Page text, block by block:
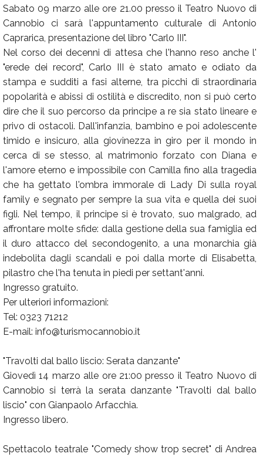
Sabato 09 marzo alle ore 21.00 presso il Teatro Nuovo di
Cannobio ci sarà l'appuntamento culturale di Antonio
Caprarica, presentazione del libro "Carlo III".
Nel corso dei decenni di attesa che l'hanno reso anche l'
"erede dei record", Carlo III è stato amato e odiato da
stampa e sudditi a fasi alterne, tra picchi di straordinaria
popolarità e abissi di ostilità e discredito, non si può certo
dire che il suo percorso da principe a re sia stato lineare e
privo di ostacoli. Dall'infanzia, bambino e poi adolescente
timido e insicuro, alla giovinezza in giro per il mondo in
cerca di se stesso, al matrimonio forzato con Diana e
l'amore eterno e impossibile con Camilla fino alla tragedia
che ha gettato l'ombra immorale di Lady Di sulla royal
family e segnato per sempre la sua vita e quella dei suoi
figli. Nel tempo, il principe si è trovato, suo malgrado, ad
affrontare molte sfide: dalla gestione della sua famiglia ed
il duro attacco del secondogenito, a una monarchia già
indebolita dagli scandali e poi dalla morte di Elisabetta,
pilastro che l'ha tenuta in piedi per settant'anni.
Ingresso gratuito.
Per ulteriori informazioni:
Tel: 0323 71212
E-mail: info@turismocannobio.it
"Travolti dal ballo liscio: Serata danzante"
Giovedì 14 marzo alle ore 21:00 presso il Teatro Nuovo di
Cannobio si terrà la serata danzante "Travolti dal ballo
liscio" con Gianpaolo Arfacchia.
Ingresso libero.
Spettacolo teatrale "Comedy show trop secret" di Andrea